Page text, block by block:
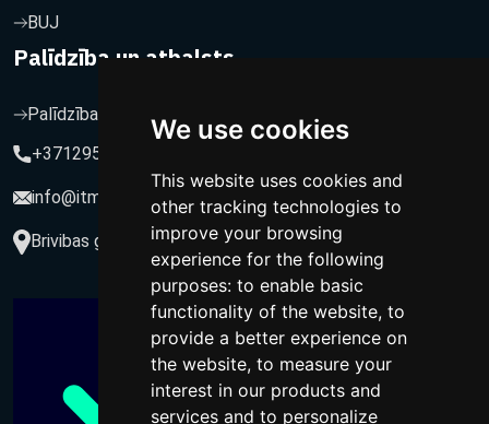
We use cookies
This website uses cookies and
other tracking technologies to
improve your browsing
experience for the following
purposes: to enable basic
functionality of the website, to
provide a better experience on
the website, to measure your
interest in our products and
services and to personalize
BUJ
Palīdzība un atbalsts
Palīdzība un atbalsts
+37129564547
info@itmarketing.lv
Brivibas gatve 234-77, LV-1039, Riga, Latvia